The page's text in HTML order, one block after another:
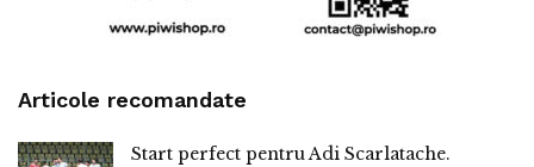
Articole recomandate
Start perfect pentru Adi Scarlatache.